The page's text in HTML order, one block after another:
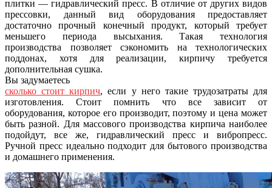
плитки — гидравлический пресс. В отличие от других видов
прессовки, данный вид оборудования предоставляет
достаточно прочный конечный продукт, который требует
меньшего периода высыхания. Такая технология
производства позволяет сэкономить на технологических
поддонах, хотя для реализации, кирпичу требуется
дополнительная сушка.
Вы задумаетесь
сколько стоит кирпич, если у него такие трудозатраты для
изготовления. Стоит помнить что все зависит от
оборудования, которое его производит, поэтому и цена может
быть разной. Для массового производства кирпича наиболее
подойдут, все же, гидравлический пресс и вибропресс.
Ручной пресс идеально подходит для бытового производства
и домашнего применения.